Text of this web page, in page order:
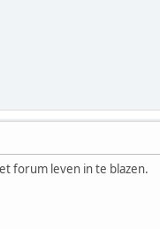
forum leven in te blazen.